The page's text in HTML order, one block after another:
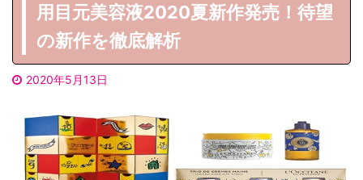
用目元美容液2020夏新作発売！待望
の新作を徹底解析
2020年5月13日